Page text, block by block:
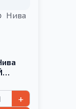
Нива
+